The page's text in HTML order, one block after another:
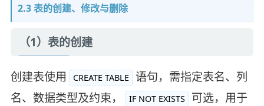
2.3 表的创建、修改与删除
（1）表的创建
创建表使用 CREATE TABLE 语句，需指定表名、列
名、数据类型及约束，
IF NOT EXISTS
可选，用于